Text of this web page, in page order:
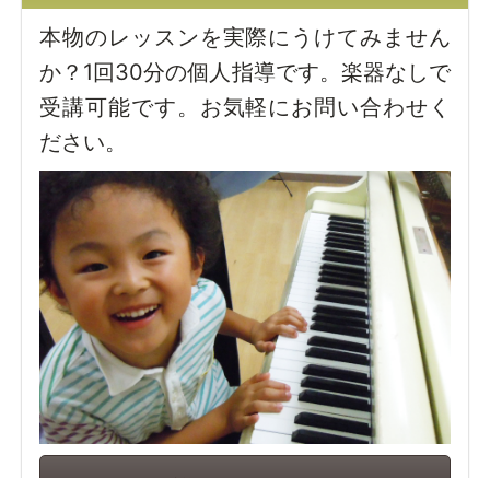
本物のレッスンを実際にうけてみません
か？1回30分の個人指導です。楽器なしで
受講可能です。お気軽にお問い合わせく
ださい。